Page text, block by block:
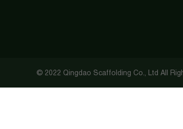
© 2022 Qingdao Scaffolding Co., Ltd All